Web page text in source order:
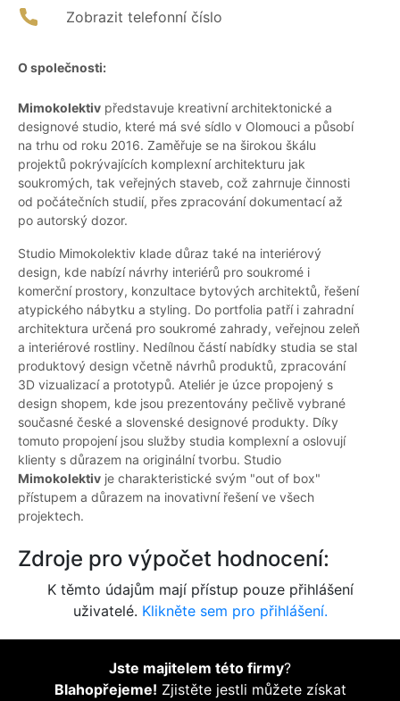
Zobrazit telefonní číslo
O společnosti:
Mimokolektiv představuje kreativní architektonické a
designové studio, které má své sídlo v Olomouci a působí
na trhu od roku 2016. Zaměřuje se na širokou škálu
projektů pokrývajících komplexní architekturu jak
soukromých, tak veřejných staveb, což zahrnuje činnosti
od počátečních studií, přes zpracování dokumentací až
po autorský dozor.
Studio Mimokolektiv klade důraz také na interiérový
design, kde nabízí návrhy interiérů pro soukromé i
komerční prostory, konzultace bytových architektů, řešení
atypického nábytku a styling. Do portfolia patří i zahradní
architektura určená pro soukromé zahrady, veřejnou zeleň
a interiérové rostliny. Nedílnou částí nabídky studia se stal
produktový design včetně návrhů produktů, zpracování
3D vizualizací a prototypů. Ateliér je úzce propojený s
design shopem, kde jsou prezentovány pečlivě vybrané
současné české a slovenské designové produkty. Díky
tomuto propojení jsou služby studia komplexní a oslovují
klienty s důrazem na originální tvorbu. Studio
Mimokolektiv je charakteristické svým "out of box"
přístupem a důrazem na inovativní řešení ve všech
projektech.
Zdroje pro výpočet hodnocení:
K těmto údajům mají přístup pouze přihlášení
uživatelé. Klikněte sem pro přihlášení.
Jste majitelem této firmy?
Blahopřejeme! Zjistěte jestli můžete získat